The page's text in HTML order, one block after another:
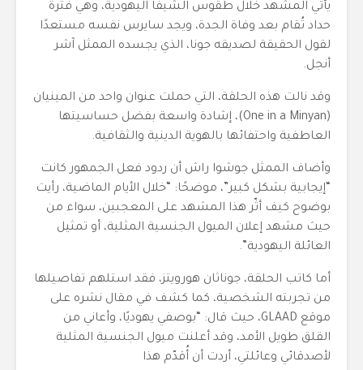
يأتي المشهد خلال طقوس الشيفا اليهودية، وهي فترة
حداد تُقام بعد وفاة الجدة، ويجد سايرس نفسه مستعدًا
لقول الحقيقة لصديقه جونا، الذي يجسده الممثل آشر
أنجل.
وقد نالت هذه الحلقة، التي حملت عنوان واحد من المينيان
(One in a Minyan)، إشادة واسعة بفضل حساسيتها
العاطفية واحتفائها بالهوية الدينية والثقافية.
وأضاف الممثل جوشوا راش أن ردود فعل الجمهور كانت
“إيجابية بشكل كبير”، موضحًا: “خلال الأيام الماضية، رأيت
بوضوح كيف أثّر هذا المشهد على المعجبين، سواء من
حيث مشهد إعلان الميول الجنسية المثلية، أو تمثيل
العائلة اليهودية”.
أما كاتب الحلقة، جوناثان هورويتز، فقد استلهم تفاصيلها
من تجربته الشخصية، كما كشف في مقال نشره على
موقع GLAAD، حيث قال: “بوصفي يهوديًا، وأعاني من
القلق طويل الأمد، وقد أعلنت ميول الجنسية المثلية
لأصدقائي وعائلتي، أردت أن أُقدّم هذا